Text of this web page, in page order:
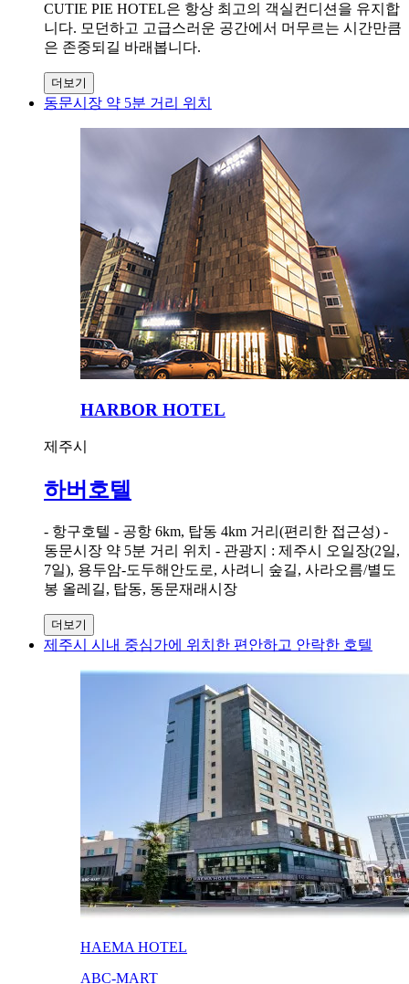
CUTIE PIE HOTEL은 항상 최고의 객실컨디션을 유지합
니다. 모던하고 고급스러운 공간에서 머무르는 시간만큼
은 존중되길 바래봅니다.
더보기
동문시장 약 5분 거리 위치
HARBOR HOTEL
제주시
하버호텔
- 항구호텔 - 공항 6km, 탑동 4km 거리(편리한 접근성) -
동문시장 약 5분 거리 위치 - 관광지 : 제주시 오일장(2일,
7일), 용두암-도두해안도로, 사려니 숲길, 사라오름/별도
봉 올레길, 탑동, 동문재래시장
더보기
제주시 시내 중심가에 위치한 편안하고 안락한 호텔
HAEMA HOTEL
ABC-MART